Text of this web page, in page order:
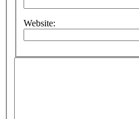
Website: